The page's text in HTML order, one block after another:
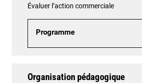
Évaluer l’action commerciale
Programme
Organisation pédagogique